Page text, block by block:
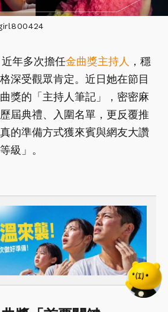
近年多次擔任金曲獎主持人 ，穩
深受觀眾肯定。近日她在節目
獎的「主持人筆記」，密密麻
屆典禮、入圍名單，更反覆推
的準備方式獲來賓與網友大讚
級」。